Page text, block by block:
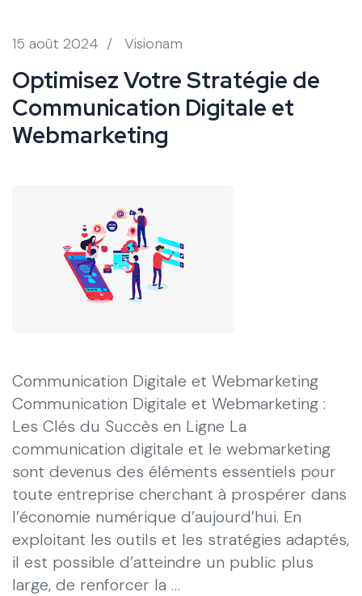
15 août 2024 / Visionam
Optimisez Votre Stratégie de
Communication Digitale et
Webmarketing
Communication Digitale et Webmarketing
Communication Digitale et Webmarketing :
Les Clés du Succès en Ligne La
communication digitale et le webmarketing
sont devenus des éléments essentiels pour
toute entreprise cherchant à prospérer dans
l’économie numérique d’aujourd’hui. En
exploitant les outils et les stratégies adaptés,
il est possible d’atteindre un public plus
large, de renforcer la …